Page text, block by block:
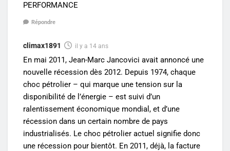
PERFORMANCE
Répondre
climax1891 il y a 14 ans
En mai 2011, Jean-Marc Jancovici avait annoncé une
nouvelle récession dès 2012. Depuis 1974, chaque
choc pétrolier – qui marque une tension sur la
disponibilité de l’énergie – est suivi d’un
ralentissement économique mondial, et d’une
récession dans un certain nombre de pays
industrialisés. Le choc pétrolier actuel signifie donc
une récession pour bientôt. En 2011, déjà, la facture